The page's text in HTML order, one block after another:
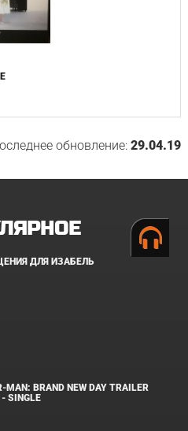
обновление:29.04.19
ДЛЯ ИЗАБЕЛЬ
MAN: BRAND NEW DAY TRAILER
SINGLE